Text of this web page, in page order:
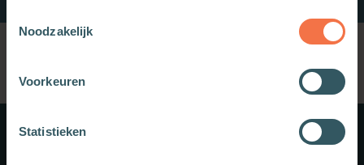
Noodzakelijk
Voorkeuren
Statistieken